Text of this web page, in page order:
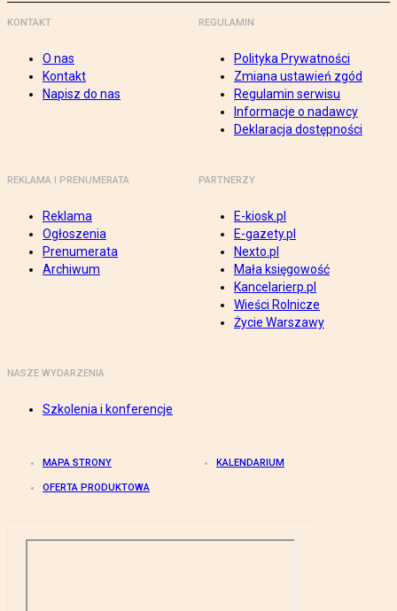
KONTAKT
O nas
Kontakt
Napisz do nas
REGULAMIN
Polityka Prywatności
Zmiana ustawień zgód
Regulamin serwisu
Informacje o nadawcy
Deklaracja dostępności
REKLAMA I PRENUMERATA
Reklama
Ogłoszenia
Prenumerata
Archiwum
PARTNERZY
E-kiosk.pl
E-gazety.pl
Nexto.pl
Mała księgowość
Kancelarierp.pl
Wieści Rolnicze
Życie Warszawy
NASZE WYDARZENIA
Szkolenia i konferencje
MAPA STRONY KALENDARIUM
OFERTA PRODUKTOWA